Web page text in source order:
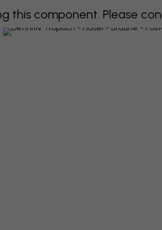
this component. Please